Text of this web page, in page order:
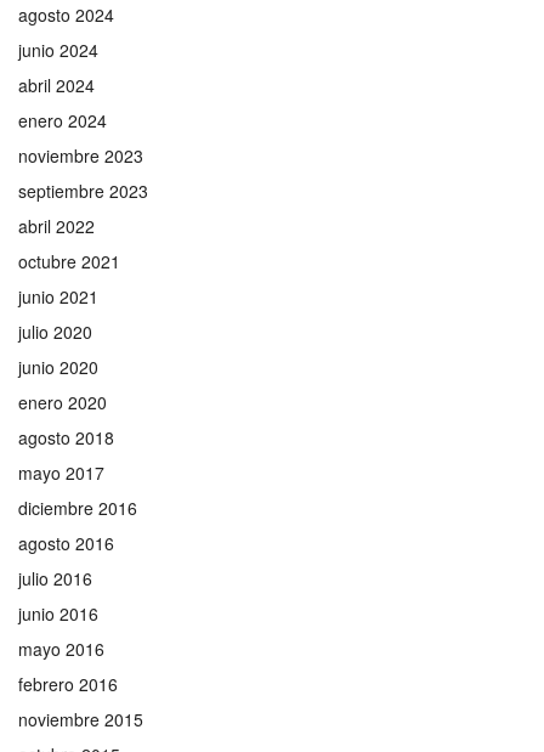
agosto 2024
junio 2024
abril 2024
enero 2024
noviembre 2023
septiembre 2023
abril 2022
octubre 2021
junio 2021
julio 2020
junio 2020
enero 2020
agosto 2018
mayo 2017
diciembre 2016
agosto 2016
julio 2016
junio 2016
mayo 2016
febrero 2016
noviembre 2015